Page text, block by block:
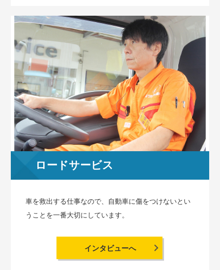
ロードサービス
車を救出する仕事なので、自動車に傷をつけないとい
うことを一番大切にしています。
インタビューへ